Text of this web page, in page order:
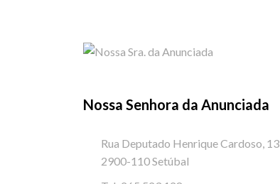
Nossa Senhora da Anunciada
Rua Deputado Henrique Cardoso, 13
2900-110 Setúbal